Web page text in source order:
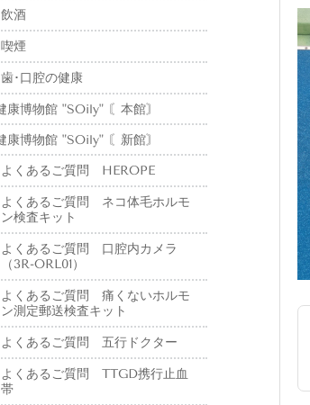
飲酒
喫煙
歯･口腔の健康
康博物館 "SOily" 〘本館〙
康博物館 "SOily" 〘新館〙
よくあるご質問 HEROPE
よくあるご質問 ネコ体毛ホルモ
ン検査キット
よくあるご質問 口腔内カメラ
（3R-ORL01）
よくあるご質問 痛くないホルモ
ン測定郵送検査キット
よくあるご質問 五行ドクター
よくあるご質問 TTGD携行止血
帯